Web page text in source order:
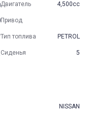
Двигатель 4,500cc
Привод
Тип топлива PETROL
Сиденья 5
NISSAN